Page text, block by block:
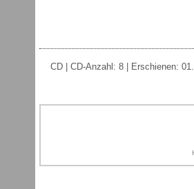
CD | CD-Anzahl: 8 | Erschienen: